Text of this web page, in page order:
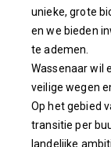
unieke, grote
en we bieden
te ademen.
Wassenaar wil
veilige wegen
Op het gebied
transitie per
landelijke